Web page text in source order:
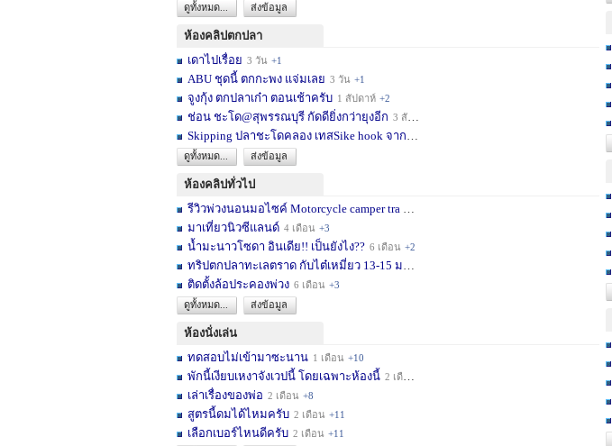
ดูทั้งหมด...
ส่งข้อมูล
ห้องคลิปตกปลา
เดาไปเรื่อย 3 วัน +1
ABU ชุดนี้ ตกกะพง แจ่มเลย 3 วัน +1
จูงกุ้ง ตกปลาเก๋า ตอนเช้าครับ 1 สัปดาห์ +2
ช่อน ชะโด@สุพรรณบุรี กัดดียิ่งกว่ายุงอีก 3 สัปดาห์
Skipping ปลาชะโดคลอง เทสSike hook จากLF
ดูทั้งหมด...
ส่งข้อมูล
ห้องคลิปทั่วไป
รีวิวพ่วงนอนมอไซค์ Motorcycle camper tra
มาเที่ยวนิวซีแลนด์ 4 เดือน +3
น้ำมะนาวโซดา อินเดีย!! เป็นยังไง?? 6 เดือน +2
ทริปตกปลาทะเลตราด กับไต๋เหมี่ยว 13-15 มก
ติดตั้งล้อประคองพ่วง 6 เดือน +3
ดูทั้งหมด...
ส่งข้อมูล
ห้องนั่งเล่น
ทดสอบไม่เข้ามาซะนาน 1 เดือน +10
พักนี้เงียบเหงาจังเวปนี้ โดยเฉพาะห้องนี้ 2 เดือน
เล่าเรื่องของพ่อ 2 เดือน +8
สูตรนี้ดมได้ไหมครับ 2 เดือน +11
เลือกเบอร์ไหนดีครับ 2 เดือน +11